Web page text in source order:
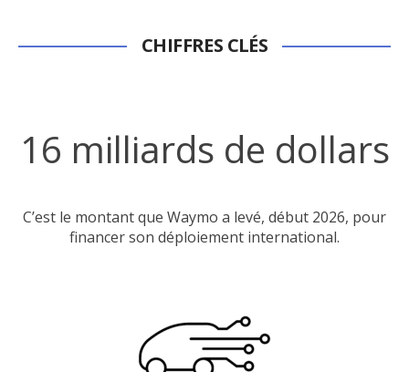
CHIFFRES CLÉS
16 milliards de dollars
C’est le montant que Waymo a levé, début 2026, pour
financer son déploiement international.